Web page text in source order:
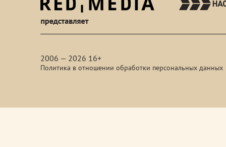
2006 — 2026 16+
Политика в отношении обработки персональных данных